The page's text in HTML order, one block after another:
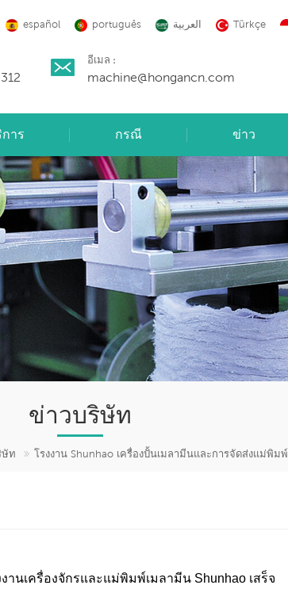
español português العربية Türkçe
อีเมล :
machine@hongancn.com
าร กรณี ข่าว
ข่าวบริษัท
ษัท โรงงาน Shunhao เครื่องปั้นเมลามีนและการจัดส่งแม่พิมพ์
งานเครื่องจักรและแม่พิมพ์เมลามีน Shunhao เสร็จ